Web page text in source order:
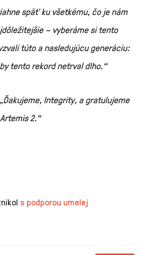
späť ku všetkému, čo je nám
– vyberáme si tento
túto a nasledujúcu generáciu:
tento rekord netrval dlho.“
„Ďakujeme, Integrity, a gratulujeme
2.“
s podporou umelej